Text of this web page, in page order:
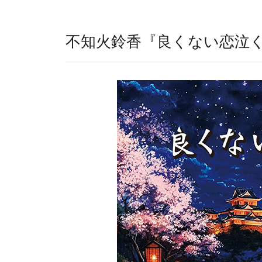
不知火鈴香『良くない恋泣